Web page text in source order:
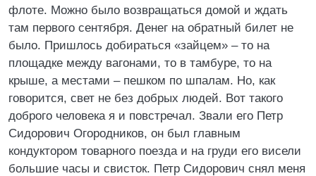
флоте. Можно было возвращаться домой и ждать
там первого сентября. Денег на обратный билет не
было. Пришлось добираться «зайцем» – то на
площадке между вагонами, то в тамбуре, то на
крыше, а местами – пешком по шпалам. Но, как
говорится, свет не без добрых людей. Вот такого
доброго человека я и повстречал. Звали его Петр
Сидорович Огородников, он был главным
кондуктором товарного поезда и на груди его висели
большие часы и свисток. Петр Сидорович снял меня